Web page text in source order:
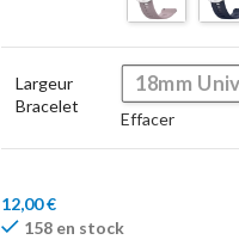
Largeur
Bracelet
18mm
Effacer
12,00€
158 en stock